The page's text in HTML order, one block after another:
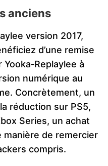
anciens
version 2017,
d’une remise
à
numérique au
Concrètement, un
réduction sur PS5,
Series, un achat
manière de remercier
compris.